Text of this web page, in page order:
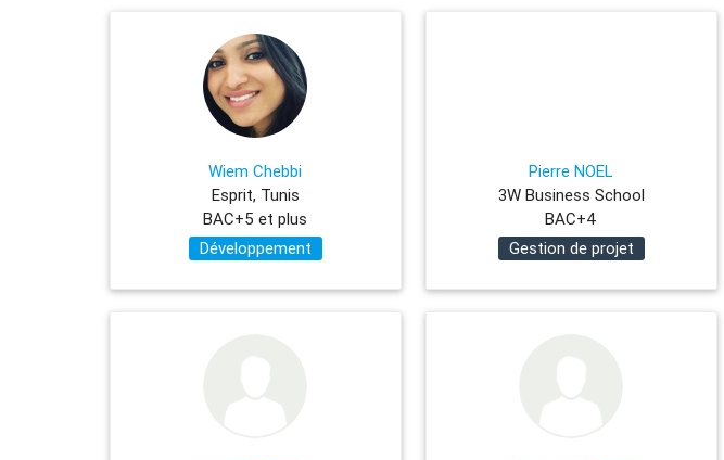
Wiem Chebbi
Esprit, Tunis
BAC+5 et plus
Développement
Pierre NOEL
3W Business School
BAC+4
Gestion de projet